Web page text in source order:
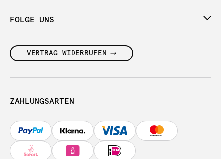
FOLGE UNS
VERTRAG WIDERRUFEN
ZAHLUNGSARTEN